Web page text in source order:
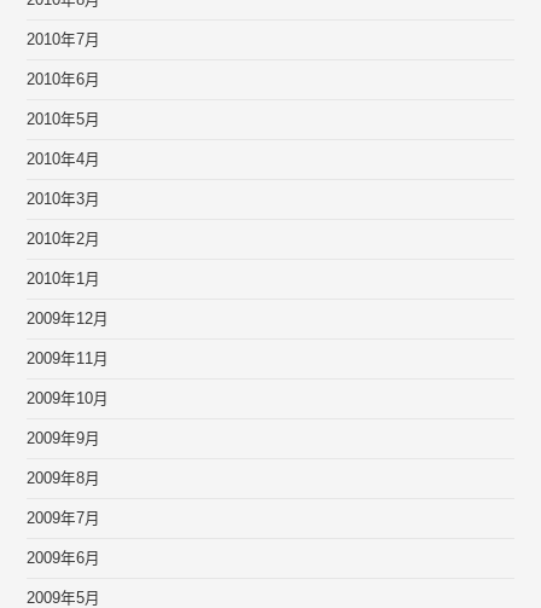
2010年7月
2010年6月
2010年5月
2010年4月
2010年3月
2010年2月
2010年1月
2009年12月
2009年11月
2009年10月
2009年9月
2009年8月
2009年7月
2009年6月
2009年5月